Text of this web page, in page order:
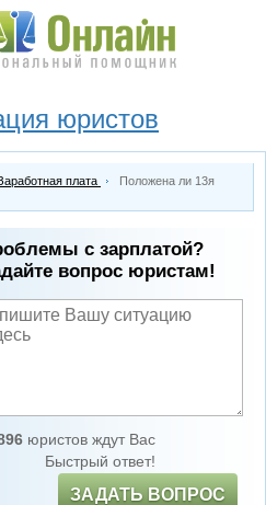
юристов
плата
Положена ли 13я
с зарплатой?
вопрос юристам!
юристов ждут Вас
Быстрый ответ!
ЗАДАТЬ ВОПРОС